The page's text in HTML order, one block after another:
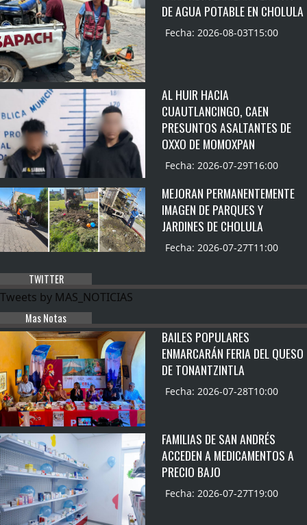
DE AGUA POTABLE EN CHOLULA
Fecha: 2026-08-03T15:00
AL HUIR HACIA
CUAUTLANCINGO, CAEN
PRESUNTOS ASALTANTES DE
OXXO DE MOMOXPAN
Fecha: 2026-07-29T16:00
MEJORAN PERMANENTEMENTE
IMAGEN DE PARQUES Y
JARDINES DE CHOLULA
Fecha: 2026-07-27T11:00
TWITTER
Tweets by MAS_NOTICIAS
Mas Notas
BAILES POPULARES
ENMARCARÁN FERIA DEL QUESO
DE TONANTZINTLA
Fecha: 2026-07-28T10:00
FAMILIAS DE SAN ANDRÉS
ACCEDEN A MEDICAMENTOS A
PRECIO BAJO
Fecha: 2026-07-27T19:00